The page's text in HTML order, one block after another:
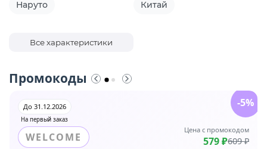
Наруто Китай
Все характеристики
Промокоды
На первый заказ
До 31.12.2026
WELCOME
Цена с промокодом
579 ₽609 ₽
-5%